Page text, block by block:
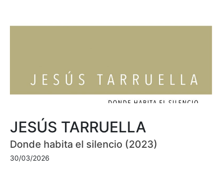
JESÚS TARRUELLA
Donde habita el silencio (2023)
30/03/2026